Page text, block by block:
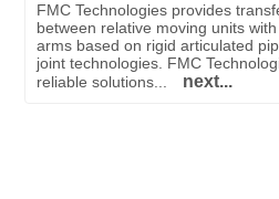
FMC Technologies provides
between relative moving units
arms based on rigid articulated
joint technologies. FMC
reliable solutions...
next...